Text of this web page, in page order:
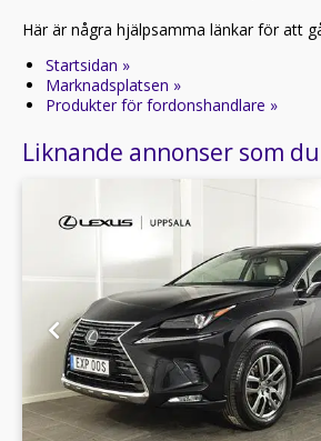
Här är några hjälpsamma länkar för att
Startsidan »
Marknadsplatsen »
Produkter för fordonshandlare »
Liknande annonser som